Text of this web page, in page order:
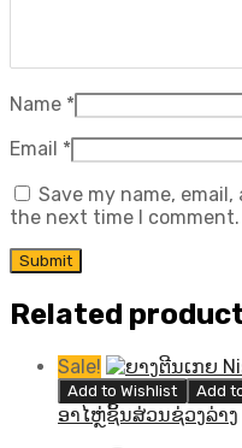
Name *
Email *
Save my name,
the next time I comment.
Related
Sale!
Add to Wishlist Add
ອາໄຫຼ່ຊິ້ນສ່ວນຊ່ວງລ່າງ